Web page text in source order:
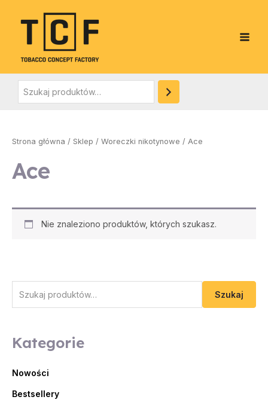
a
Szukaj
Kategorie
Nowości
Bestsellery
Strona główna / Sklep / Woreczki nikotynowe / Ace
Ace
Nie znaleziono produktów, których szukasz.